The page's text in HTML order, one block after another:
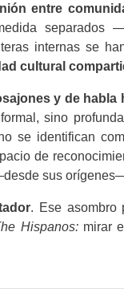
entre
separados
internas se
cultural
y de habla
sino
se identifican
de
sus
. Ese asombro
Hispanos: mirar